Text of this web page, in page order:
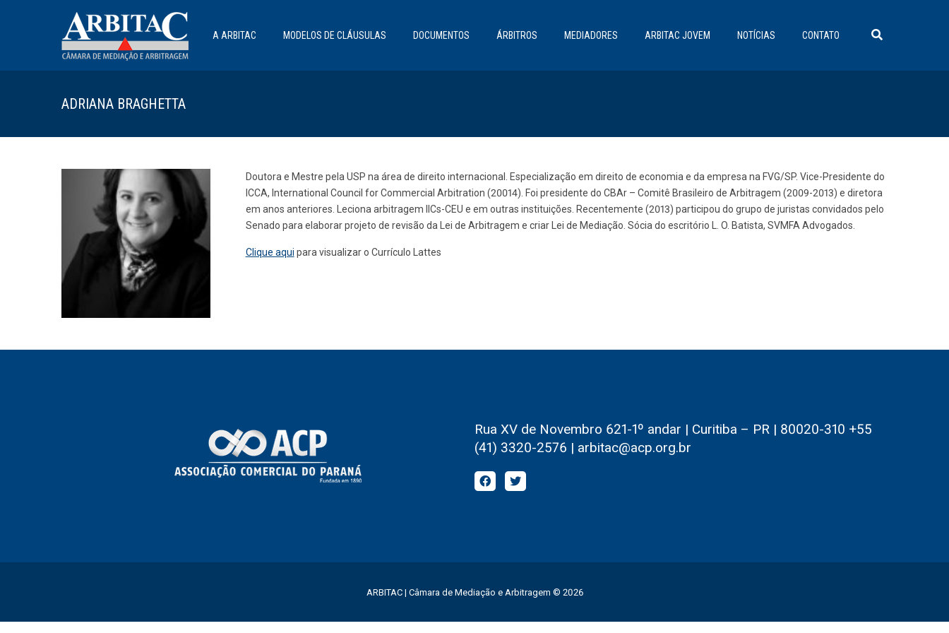
A ARBITAC MODELOS DE CLÁUSULAS DOCUMENTOS ÁRBITROS MEDIADORES ARBITAC JOVEM NOTÍCIAS CONTATO
ADRIANA BRAGHETTA
Doutora e Mestre pela USP na área de direito internacional. Especialização em direito de economia e da empresa na FVG/SP. Vice-Presidente do
ICCA, International Council for Commercial Arbitration (20014). Foi presidente do CBAr – Comitê Brasileiro de Arbitragem (2009-2013) e diretora
em anos anteriores. Leciona arbitragem IICs-CEU e em outras instituições. Recentemente (2013) participou do grupo de juristas convidados pelo
Senado para elaborar projeto de revisão da Lei de Arbitragem e criar Lei de Mediação. Sócia do escritório L. O. Batista, SVMFA Advogados.
Clique aqui para visualizar o Currículo Lattes
Rua XV de Novembro 621-1º andar | Curitiba – PR | 80020-310 +55
(41) 3320-2576 | arbitac@acp.org.br
ARBITAC | Câmara de Mediação e Arbitragem © 2026